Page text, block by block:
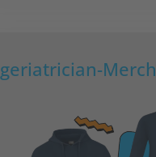
geriatrician-Merch